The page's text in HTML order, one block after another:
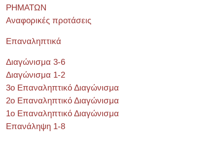
ΡΗΜΑΤΩΝ
Αναφορικές προτάσεις
Επαναληπτικά
Διαγώνισμα 3-6
Διαγώνισμα 1-2
3ο Επαναληπτικό Διαγώνισμα
2ο Επαναληπτικό Διαγώνισμα
1ο Επαναληπτικό Διαγώνισμα
Επανάληψη 1-8